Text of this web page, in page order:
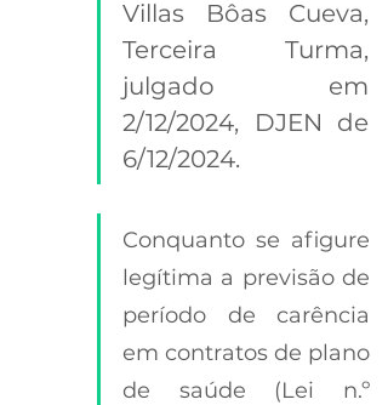
Villas Bôas Cueva,
Terceira Turma,
julgado em
2/12/2024, DJEN de
6/12/2024.
Conquanto se afigure
legítima a previsão de
período de carência
em contratos de plano
de saúde (Lei n.º